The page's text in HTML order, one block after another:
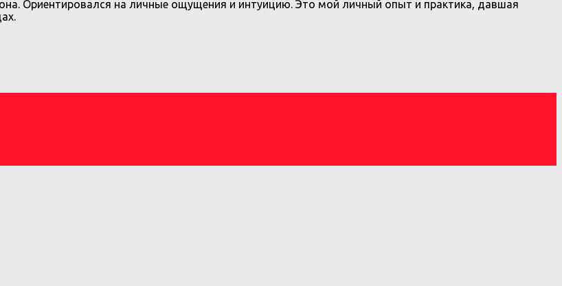
Ориентировался на личные ощущения и интуицию. Это мой личный опыт и практика, давшая